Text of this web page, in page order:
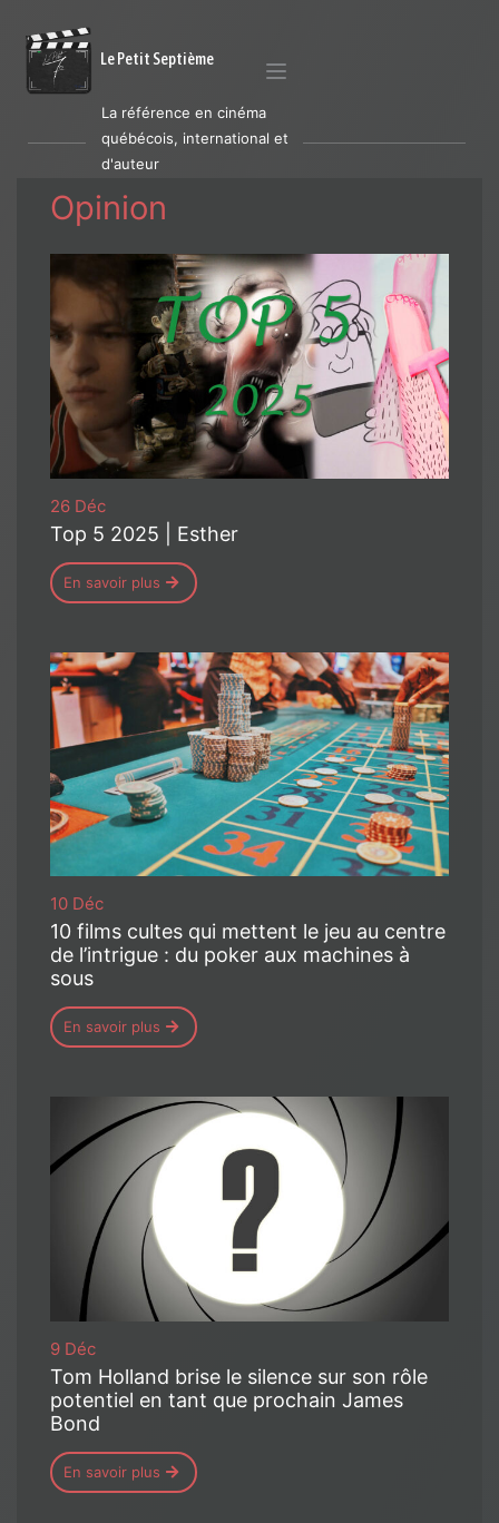
Le Petit Septième
La référence en cinéma
québécois, international et
d'auteur
Opinion
26 Déc
Top 5 2025 | Esther
En savoir plus
10 Déc
10 films cultes qui mettent le jeu au centre
de l’intrigue : du poker aux machines à
sous
En savoir plus
9 Déc
Tom Holland brise le silence sur son rôle
potentiel en tant que prochain James
Bond
En savoir plus